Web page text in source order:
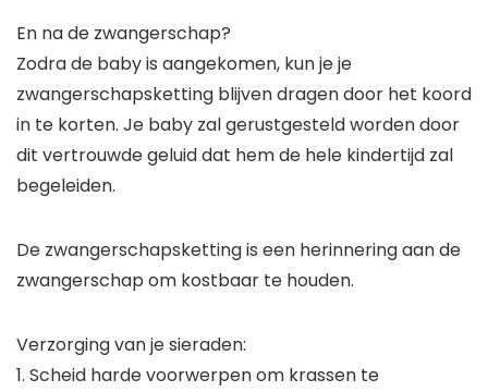
En na de zwangerschap?
Zodra de baby is aangekomen, kun je je
zwangerschapsketting blijven dragen door het koord
in te korten. Je baby zal gerustgesteld worden door
dit vertrouwde geluid dat hem de hele kindertijd zal
begeleiden.
De zwangerschapsketting is een herinnering aan de
zwangerschap om kostbaar te houden.
Verzorging van je sieraden:
1. Scheid harde voorwerpen om krassen te